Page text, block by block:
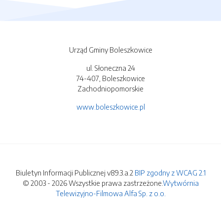
Urząd Gminy Boleszkowice
ul. Słoneczna 24
74-407, Boleszkowice
Zachodniopomorskie
www.boleszkowice.pl
Biuletyn Informacji Publicznej v89.3.a.2 BIP zgodny z WCAG 2.1
© 2003 - 2026 Wszystkie prawa zastrzeżone.Wytwórnia
Telewizyjno-Filmowa Alfa Sp. z o.o.